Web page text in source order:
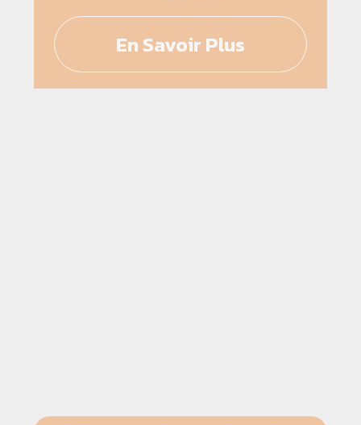
En Savoir Plus